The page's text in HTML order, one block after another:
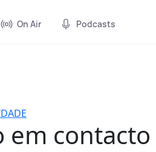
On Air Podcasts
em